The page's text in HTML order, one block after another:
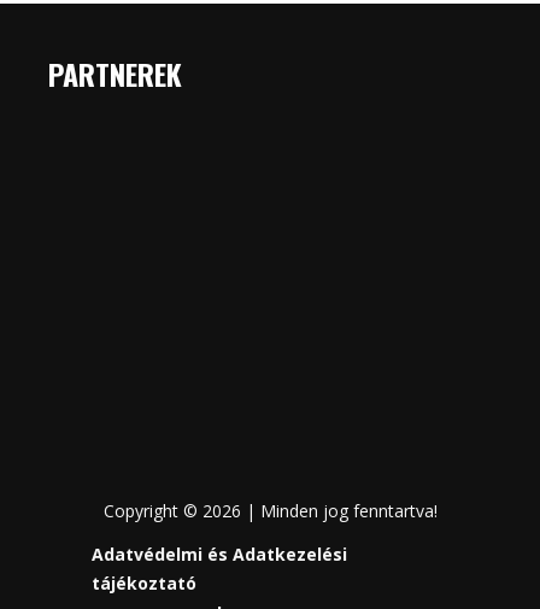
PARTNEREK
Copyright © 2026 | Minden jog fenntartva!
Adatvédelmi és Adatkezelési
tájékoztató